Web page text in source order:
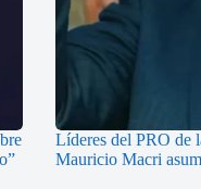
Líderes del PRO de
Mauricio Macri